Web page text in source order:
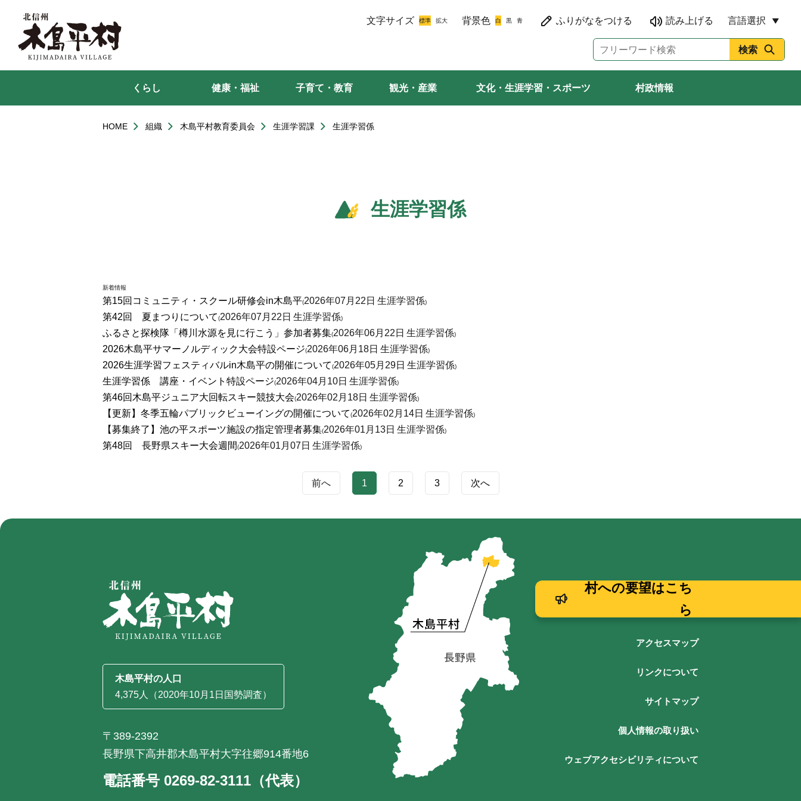
文字サイズ 背景色 言語選択
くらし 健康・福祉 子育て・教育 観光・産業 文化・生涯学習・スポーツ 村政情報
HOME 組織 木島平村教育委員会 生涯学習課 生涯学習係
生涯学習係
新着情報
第15回コミュニティ・スクール研修会in木島平(2026年07月22日 生涯学習係)
第42回 夏まつりについて(2026年07月22日 生涯学習係)
ふるさと探検隊「樽川水源を見に行こう」参加者募集(2026年06月22日 生涯学習係)
2026木島平サマーノルディック大会特設ページ(2026年06月18日 生涯学習係)
2026生涯学習フェスティバルin木島平の開催について(2026年05月29日 生涯学習係)
生涯学習係 講座・イベント特設ページ(2026年04月10日 生涯学習係)
第46回木島平ジュニア大回転スキー競技大会(2026年02月18日 生涯学習係)
【更新】冬季五輪パブリックビューイングの開催について(2026年02月14日 生涯学習係)
【募集終了】池の平スポーツ施設の指定管理者募集(2026年01月13日 生涯学習係)
第48回 長野県スキー大会週間(2026年01月07日 生涯学習係)
前へ 1 2 3 次へ
木島平村の人口
4,375人（2020年10月1日国勢調査）
〒389-2392
長野県下高井郡木島平村大字往郷914番地6
電話番号 0269-82-3111（代表）
村への要望はこち
ら
アクセスマップ
リンクについて
サイトマップ
個人情報の取り扱い
ウェブアクセシビリティについて